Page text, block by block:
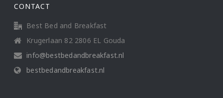
CONTACT
Best Bed and Breakfast
Krugerlaan 82 2806 EL Gouda
info@bestbedandbreakfast.nl
bestbedandbreakfast.nl